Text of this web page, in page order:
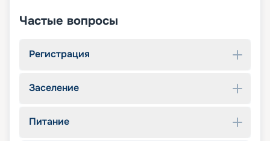
Частые вопросы
Регистрация
Заселение
Питание